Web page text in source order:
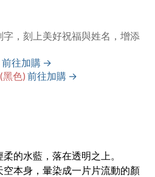
，刻上美好祝福與姓名，增添
前往加購 →
黑色) 前往加購 →
的水藍，落在透明之上。
本身，暈染成一片片流動的顏